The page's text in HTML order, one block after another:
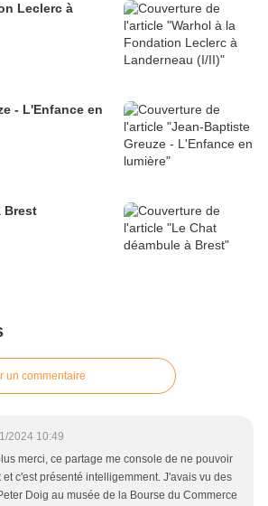
Leclerc à
- L'Enfance en
Brest
un commentaire
2024 10:49
merci, ce partage me console de ne pouvoir
et c'est présenté intelligemment. J'avais vu des
Doig au musée de la Bourse du Commerce